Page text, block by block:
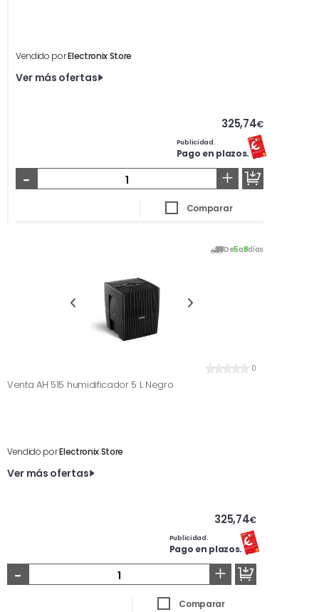
Vendido porElectronix Store
Ver más ofertas
325,74€
Publicidad.
Pago en plazos.
- +
Comparar
De5a8días
0
Venta AH 515 humidificador 5 L Negro
Vendido porElectronix Store
Ver más ofertas
325,74€
Publicidad.
Pago en plazos.
- +
Comparar